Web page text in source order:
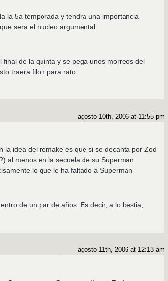
la 5a temporada y tendra una importancia
sera el nucleo argumental.
de la quinta y se pega unos morreos del
traera filon para rato.
agosto 10th, 2006 at 11:55 pm
la idea del remake es que si se decanta por Zod
al menos en la secuela de su Superman
lo que le ha faltado a Superman
de un par de años. Es decir, a lo bestia,
agosto 11th, 2006 at 12:13 am